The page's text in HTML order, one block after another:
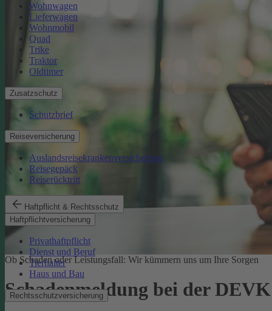
Wohnwagen
Lieferwagen
Wohnmobil
Quad
Trike
Traktor
Oldtimer
Zusatzschutz
Schutzbrief
Reiseversicherung
Auslandsreisekrankenversicherung
Reisegepäck
Reiserücktritt
Haftpflicht & Rechtsschutz
Haftpflichtversicherung
Privathaftpflicht
Dienst und Beruf
Tierhalter
Haus und Bau
Rechtsschutzversicherung
Ob Schaden oder Leistungsfall: Wir kümmern uns um Ihre Sorgen
Schadenmeldung bei der DEVK